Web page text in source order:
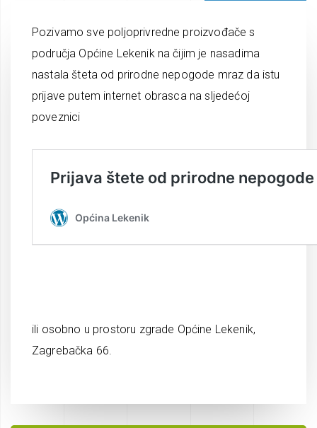
Pozivamo sve poljoprivredne proizvođače s
područja Općine Lekenik na čijim je nasadima
nastala šteta od prirodne nepogode mraz da istu
prijave putem internet obrasca na sljedećoj
poveznici
ili osobno u prostoru zgrade Općine Lekenik,
Zagrebačka 66.